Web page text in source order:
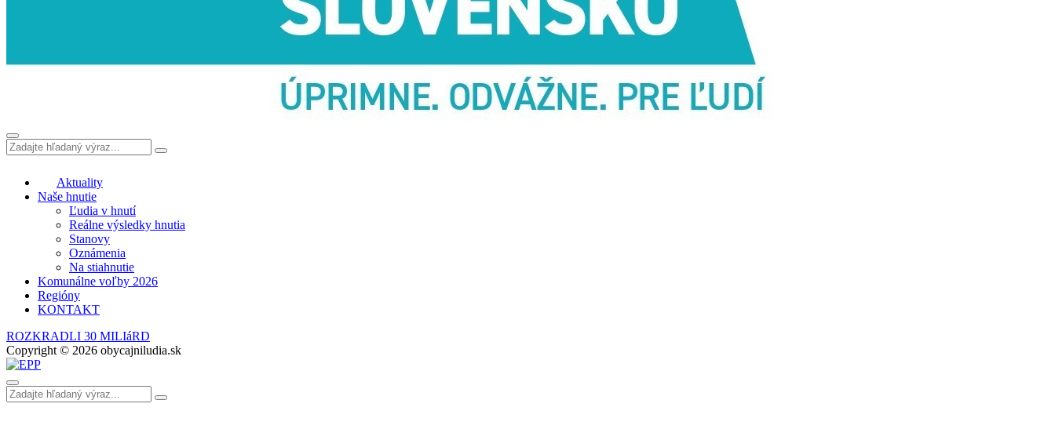
Aktuality
Naše hnutie
Ľudia v hnutí
Reálne výsledky hnutia
Stanovy
Oznámenia
Na stiahnutie
Komunálne voľby 2026
Regióny
KONTAKT
ROZKRADLI 30 MILIáRD
Copyright © 2026 obycajniludia.sk